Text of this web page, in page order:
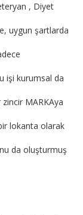
, Diyet
uygun şartlarda
işi kurumsal da
MARKAya
lokanta olarak
da oluşturmuş